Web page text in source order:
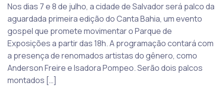
Nos dias 7 e 8 de julho, a cidade de Salvador será palco da
aguardada primeira edição do Canta Bahia, um evento
gospel que promete movimentar o Parque de
Exposições a partir das 18h. A programação contará com
a presença de renomados artistas do gênero, como
Anderson Freire e Isadora Pompeo. Serão dois palcos
montados […]